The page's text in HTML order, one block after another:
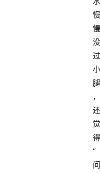
慢
慢
没
过
小
腿
，
还
觉
得
“
问